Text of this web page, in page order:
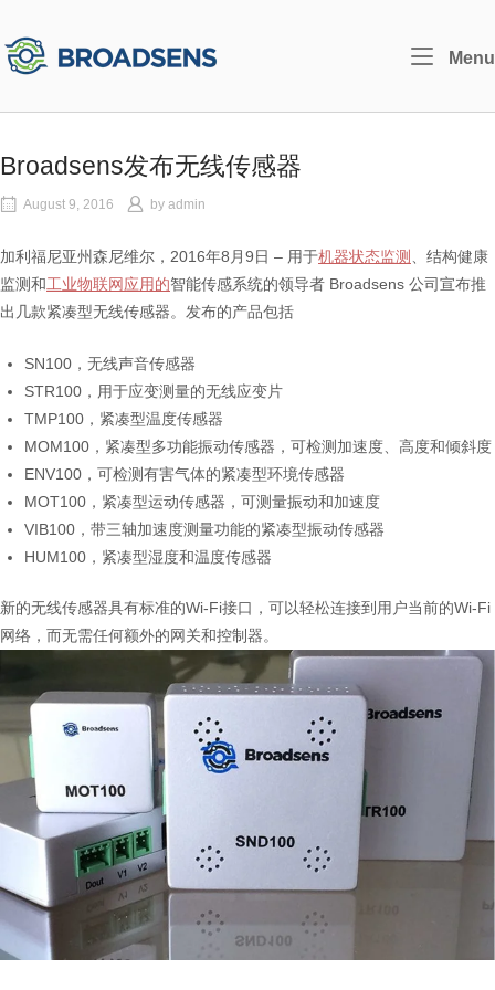
content
Home
Menu
Broadsens发布无线传感器
August 9, 2016 by admin
加利福尼亚州森尼维尔，2016年8月9日 – 用于机器状态监测
、结构健康
监测和工业物联网应用的智能传感系统的领导者 Broadsens 公司宣布推
出几款紧凑型无线传感器。发布的产品包括
SN100，无线声音传感器
STR100，用于应变测量的无线应变片
TMP100，紧凑型温度传感器
MOM100，紧凑型多功能振动传感器，可检测加速度、高度和倾斜度
ENV100，可检测有害气体的紧凑型环境传感器
MOT100，紧凑型运动传感器，可测量振动和加速度
VIB100，带三轴加速度测量功能的紧凑型振动传感器
HUM100，紧凑型湿度和温度传感器
新的无线传感器具有标准的Wi-Fi接口，可以轻松连接到用户当前的Wi-Fi
网络，而无需任何额外的网关和控制器。